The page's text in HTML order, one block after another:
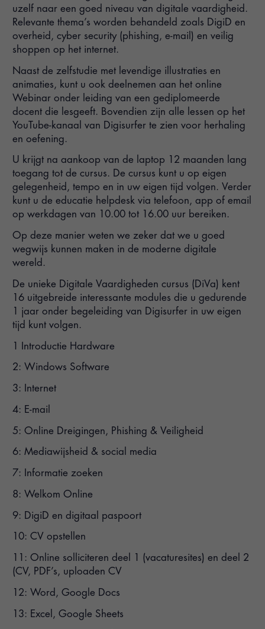
uzelf naar een goed niveau van digitale vaardigheid.
Relevante thema’s worden behandeld zoals DigiD en
overheid, cyber security (phishing, e-mail) en veilig
shoppen op het internet.
Naast de zelfstudie met levendige illustraties en
animaties, kunt u ook deelnemen aan het online
Webinar onder leiding van een gediplomeerde
docent die lesgeeft. Bovendien zijn alle lessen op het
YouTube-kanaal van Digisurfer te zien voor herhaling
en oefening.
U krijgt na aankoop van de laptop 12 maanden lang
toegang tot de cursus. De cursus kunt u op eigen
gelegenheid, tempo en in uw eigen tijd volgen. Verder
kunt u de educatie helpdesk via telefoon, app of email
op werkdagen van 10.00 tot 16.00 uur bereiken.
Op deze manier weten we zeker dat we u goed
wegwijs kunnen maken in de moderne digitale
wereld.
De unieke Digitale Vaardigheden cursus (DiVa) kent
16 uitgebreide interessante modules die u gedurende
1 jaar onder begeleiding van Digisurfer in uw eigen
tijd kunt volgen.
1 Introductie Hardware
2: Windows Software
3: Internet
4: E-mail
5: Online Dreigingen, Phishing & Veiligheid
6: Mediawijsheid & social media
7: Informatie zoeken
8: Welkom Online
9: DigiD en digitaal paspoort
10: CV opstellen
11: Online solliciteren deel 1 (vacaturesites) en deel 2
(CV, PDF’s, uploaden CV
12: Word, Google Docs
13: Excel, Google Sheets